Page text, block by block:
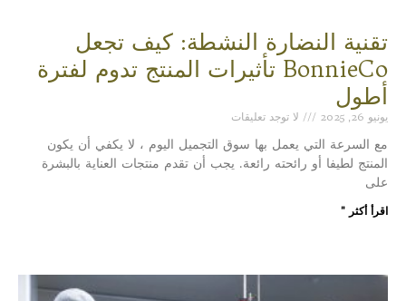
تقنية النضارة النشطة: كيف تجعل
BonnieCo تأثيرات المنتج تدوم لفترة
أطول
يونيو 26, 2025 لا توجد تعليقات
مع السرعة التي يعمل بها سوق التجميل اليوم ، لا يكفي أن يكون
المنتج لطيفا أو رائحته رائعة. يجب أن تقدم منتجات العناية بالبشرة
على
اقرأ أكثر "